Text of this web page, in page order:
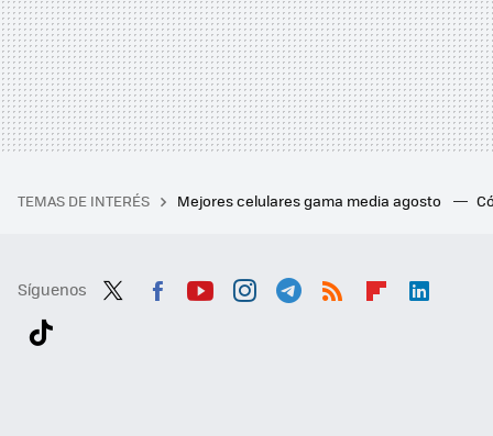
TEMAS DE INTERÉS Mejores celulares gama media agosto
Síguenos